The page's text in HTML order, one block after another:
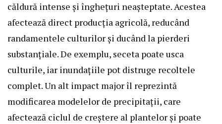
căldură intense și înghețuri neașteptate. Acestea
afectează direct producția agricolă, reducând
randamentele culturilor și ducând la pierderi
substanțiale. De exemplu, seceta poate usca
culturile, iar inundațiile pot distruge recoltele
complet. Un alt impact major îl reprezintă
modificarea modelelor de precipitații, care
afectează ciclul de creștere al plantelor și poate